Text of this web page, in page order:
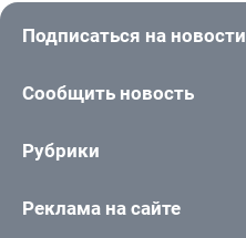
Подписаться на новости
Сообщить новость
Рубрики
Реклама на сайте